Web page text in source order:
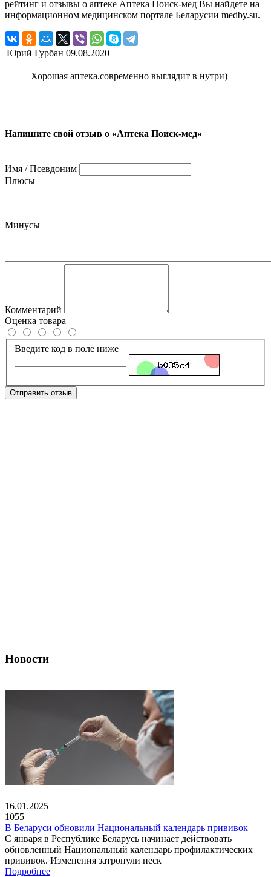
рейтинг и отзывы о аптеке Аптека Поиск-мед Вы найдете на
информационном медицинском портале Беларусии medby.su.
Юрий Гурбан 09.08.2020
Хорошая аптека.современно выглядит в нутри)
Напишите свой отзыв о «Аптека Поиск-мед»
Имя / Псевдоним
Плюсы
Минусы
Комментарий
Оценка товара
Введите код в поле ниже
Отправить отзыв
Новости
16.01.2025
1055
В Беларуси обновили Национальный календарь прививок
С января в Республике Беларусь начинает действовать
обновленный Национальный календарь профилактических
прививок. Изменения затронули неск
Подробнее